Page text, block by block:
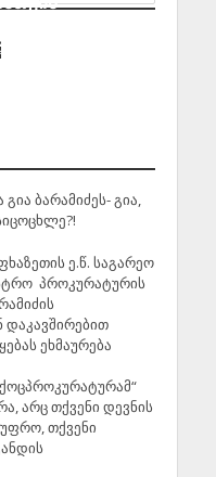
ბარამიძეს- გია,
ე.წ. საგარეო
პროკურატურის
დაკავშირებით
ეხმაურება
არც თქვენი დევნის
თქვენი